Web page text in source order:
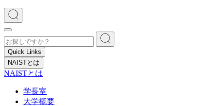
Quick Links
NAISTとは
NAISTとは
学長室
大学概要